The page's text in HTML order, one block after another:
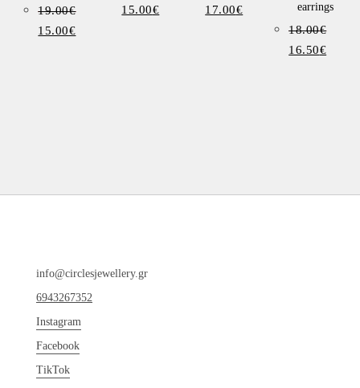
19.00€
15.00€
15.00€
17.00€
earrings
18.00€
16.50€
info@circlesjewellery.gr
6943267352
Instagram
Facebook
TikTok